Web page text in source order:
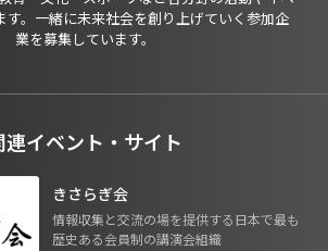
す。一緒に未来社会を創り上げていく参加企
業を募集しています。
連イベント・サイト
きさらぎ会
情報収集と交流の場を提供する日本で最も
歴史ある会員制の講演会組織